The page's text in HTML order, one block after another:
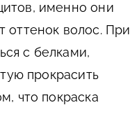
именно они
оттенок волос. При
с белками,
прокрасить
что покраска